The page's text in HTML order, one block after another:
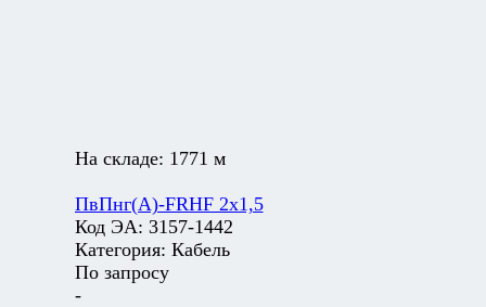
На складе: 1771 м
ПвПнг(А)-FRHF 2х1,5
Код ЭА: 3157-1442
Категория: Кабель
По запросу
-